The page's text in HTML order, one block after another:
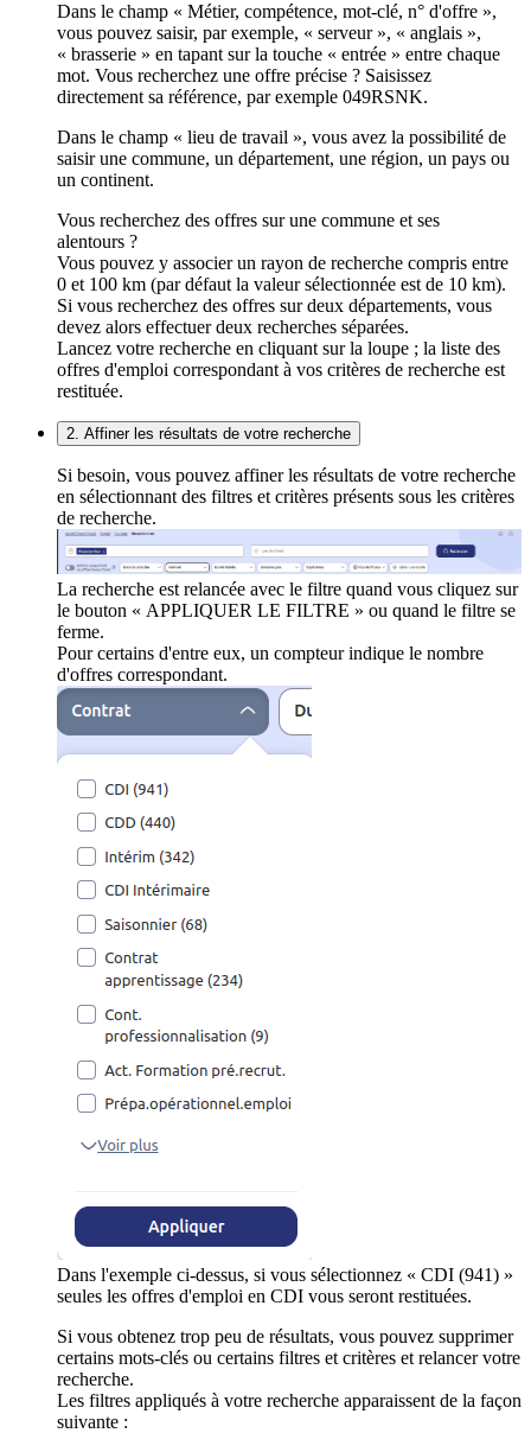
Dans le champ « Métier, compétence, mot-clé, n° d'offre »,
vous pouvez saisir, par exemple, « serveur », « anglais »,
« brasserie » en tapant sur la touche « entrée » entre chaque
mot. Vous recherchez une offre précise ? Saisissez
directement sa référence, par exemple 049RSNK.
Dans le champ « lieu de travail », vous avez la possibilité de
saisir une commune, un département, une région, un pays ou
un continent.
Vous recherchez des offres sur une commune et ses
alentours ?
Vous pouvez y associer un rayon de recherche compris entre
0 et 100 km (par défaut la valeur sélectionnée est de 10 km).
Si vous recherchez des offres sur deux départements, vous
devez alors effectuer deux recherches séparées.
Lancez votre recherche en cliquant sur la loupe ; la liste des
offres d'emploi correspondant à vos critères de recherche est
restituée.
2. Affiner les résultats de votre recherche
Si besoin, vous pouvez affiner les résultats de votre recherche
en sélectionnant des filtres et critères présents sous les critères
de recherche.
La recherche est relancée avec le filtre quand vous cliquez sur
le bouton « APPLIQUER LE FILTRE » ou quand le filtre se
ferme.
Pour certains d'entre eux, un compteur indique le nombre
d'offres correspondant.
Dans l'exemple ci-dessus, si vous sélectionnez « CDI (941) »
seules les offres d'emploi en CDI vous seront restituées.
Si vous obtenez trop peu de résultats, vous pouvez supprimer
certains mots-clés ou certains filtres et critères et relancer votre
recherche.
Les filtres appliqués à votre recherche apparaissent de la façon
suivante :